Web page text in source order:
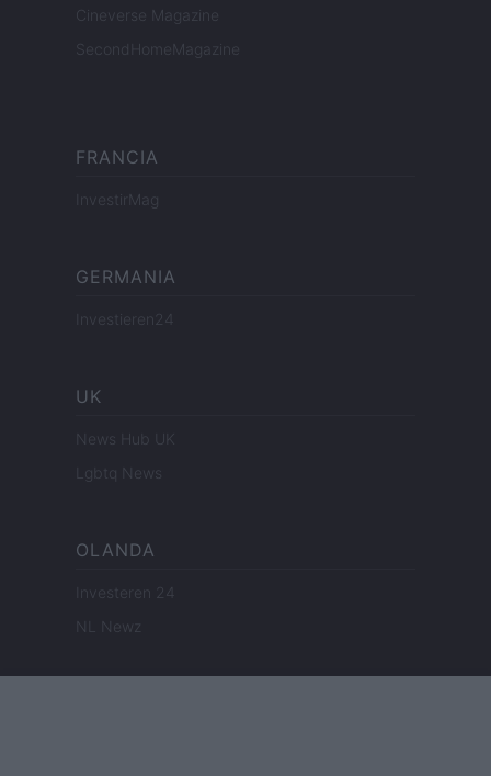
Cineverse Magazine
SecondHomeMagazine
FRANCIA
InvestirMag
GERMANIA
Investieren24
UK
News Hub UK
Lgbtq News
OLANDA
Investeren 24
NL Newz